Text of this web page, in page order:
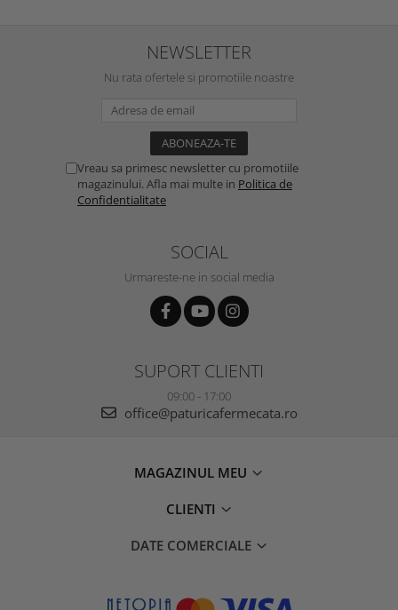
NEWSLETTER
Nu rata ofertele si promotiile noastre
Vreau sa primesc newsletter cu promotiile
magazinului. Afla mai multe in Politica de
Confidentialitate
SOCIAL
Urmareste-ne in social media
SUPORT CLIENTI
09:00 - 17:00
office@paturicafermecata.ro
MAGAZINUL MEU
CLIENTI
DATE COMERCIALE